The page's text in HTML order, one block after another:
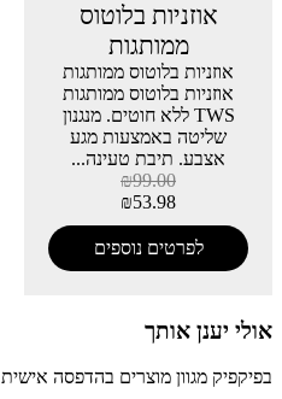
אוזניות בלוטוס
ממותגות
אוזניות בלוטוס ממותגות
אוזניות בלוטוס ממותגות
TWS ללא חוטים. מנגנון
שליטה באמצעות מגע
אצבע. תיבת טעינה...
₪99.00
₪53.98
לפרטים נוספים
אולי יענן אותך
בפיקפיק מגוון מוצרים בהדפסה אישית